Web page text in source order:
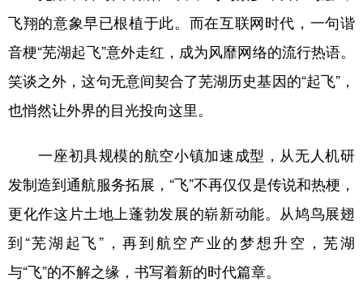
飞翔的意象早已根植于此。而在互联网时代，一句谐
音梗“芜湖起飞”意外走红，成为风靡网络的流行热语。
笑谈之外，这句无意间契合了芜湖历史基因的“起飞”，
也悄然让外界的目光投向这里。
一座初具规模的航空小镇加速成型，从无人机研
发制造到通航服务拓展，“飞”不再仅仅是传说和热梗，
更化作这片土地上蓬勃发展的崭新动能。从鸠鸟展翅
到“芜湖起飞”，再到航空产业的梦想升空，芜湖
与“飞”的不解之缘，书写着新的时代篇章。